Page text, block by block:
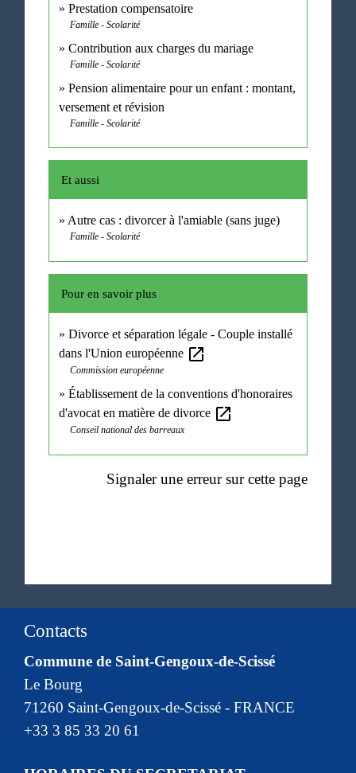
Prestation compensatoire
Famille - Scolarité
Contribution aux charges du mariage
Famille - Scolarité
Pension alimentaire pour un enfant : montant,
versement et révision
Famille - Scolarité
Et aussi
Autre cas : divorcer à l'amiable (sans juge)
Famille - Scolarité
Pour en savoir plus
Divorce et séparation légale - Couple installé
dans l'Union européenne open_in_new
Commission européenne
Établissement de la conventions d'honoraires
d'avocat en matière de divorce open_in_new
Conseil national des barreaux
Signaler une erreur sur cette page
Contacts
Commune de Saint-Gengoux-de-Scissé
Le Bourg
71260 Saint-Gengoux-de-Scissé - FRANCE
+33 3 85 33 20 61